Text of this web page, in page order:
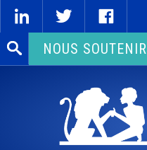
Rechercher :NOUS SOUTENIR